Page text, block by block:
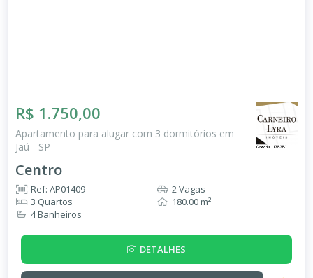
R$ 1.750,00
Apartamento para alugar com 3 dormitórios em
Jaú - SP
Centro
Ref: AP01409
3 Quartos
4 Banheiros
2 Vagas
180.00 m²
DETALHES